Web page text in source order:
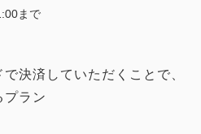
まで
決済していただくことで、
プラン